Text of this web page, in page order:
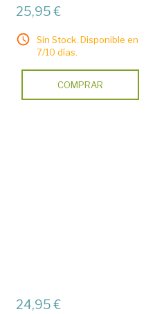
25,95 €
Sin Stock. Disponible en
7/10 días.
COMPRAR
24,95 €